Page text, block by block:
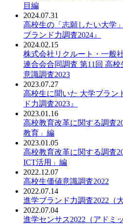
目編
2024.07.31
PDF：
高校生の「志願したい大学
ブランド力調査2024』
2024.02.15
PDF：
株式会社リクルート・一般
連合会合同調査 第11回 高
意識調査2023
2023.07.27
PDF：
高校生に聞いた 大学ブラン
ド力調査2023』
2023.01.16
PDF：
高校教育改革に関する調査
教育」編
2023.01.05
PDF：
高校教育改革に関する調査
ICT活用」編
2022.12.07
PDF：
高校生価値意識調査2022
2022.07.14
PDF：
進学ブランド力調査2022（
2022.07.04
PDF：
進学センサス2022（アドミ